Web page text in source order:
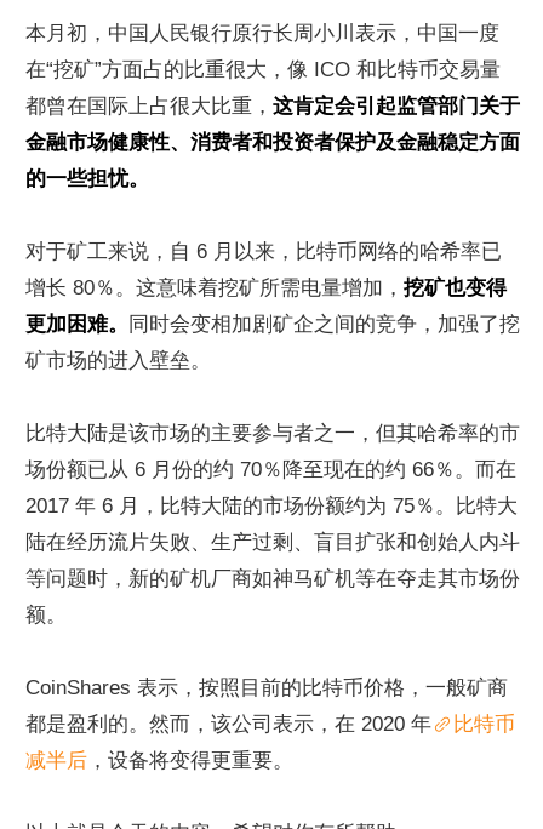
本月初，中国人民银行原行长周小川表示，中国一度
在“挖矿”方面占的比重很大，像 ICO 和比特币交易量
都曾在国际上占很大比重， 这肯定会引起监管部门关于
金融市场健康性、消费者和投资者保护及金融稳定方面
的一些担忧。
对于矿工来说，自 6 月以来，比特币网络的哈希率已
增长 80％。这意味着挖矿所需电量增加， 挖矿也变得
更加困难。
同时会变相加剧矿企之间的竞争，加强了挖
矿市场的进入壁垒。
比特大陆是该市场的主要参与者之一，但其哈希率的市
场份额已从 6 月份的约 70％降至现在的约 66％。而在
2017 年 6 月，比特大陆的市场份额约为 75％。比特大
陆在经历流片失败、生产过剩、盲目扩张和创始人内斗
等问题时，新的矿机厂商如神马矿机等在夺走其市场份
额。
CoinShares 表示，按照目前的比特币价格，一般矿商
都是盈利的。然而，该公司表示，在 2020 年
比特币
减半后 ，设备将变得更重要。